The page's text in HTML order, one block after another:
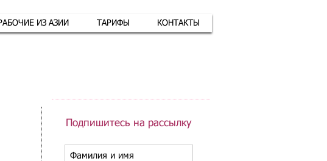
ИЗ АЗИИ ТАРИФЫ КОНТАКТЫ
Подпишитесь на рассылку